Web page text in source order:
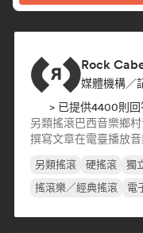
Rock
媒體機構／
> 已提供4400則回
另類搖滾巴西音樂鄉
撰寫文章在電臺播放
另類搖滾 硬搖滾 獨
搖滾樂／經典搖滾
電